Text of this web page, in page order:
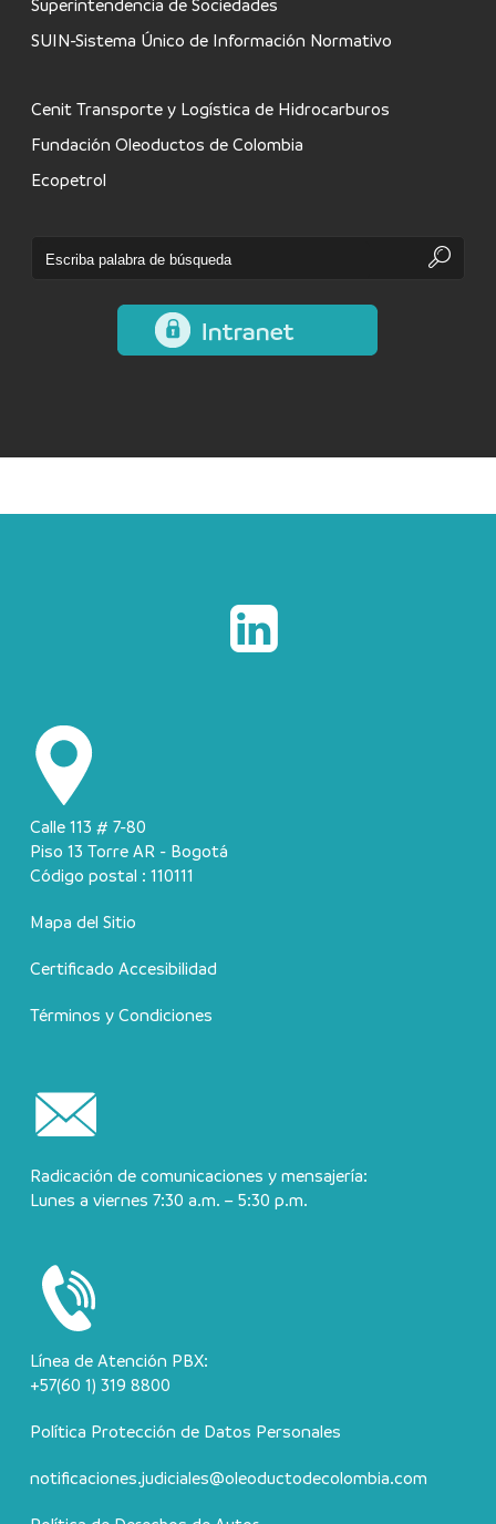
Superintendencia de Sociedades
SUIN-Sistema Único de Información Normativo
Cenit Transporte y Logística de Hidrocarburos
Fundación Oleoductos de Colombia
Ecopetrol
Calle 113 # 7-80
Piso 13 Torre AR - Bogotá
Código postal : 110111
Mapa del Sitio
Certificado Accesibilidad
Términos y Condiciones
Radicación de comunicaciones y mensajería:
Lunes a viernes 7:30 a.m. – 5:30 p.m.
Línea de Atención PBX:
+57(60 1) 319 8800
Política Protección de Datos Personales
notificaciones.judiciales@oleoductodecolombia.com